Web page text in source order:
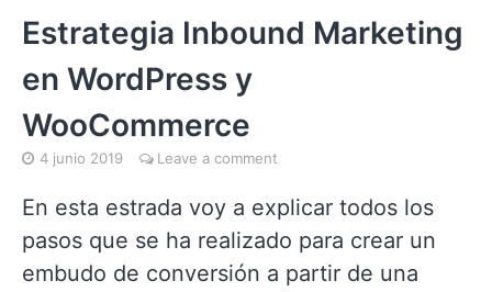
Estrategia Inbound Marketing
en WordPress y
WooCommerce
4 junio 2019 Leave a comment
En esta estrada voy a explicar todos los
pasos que se ha realizado para crear un
embudo de conversión a partir de una